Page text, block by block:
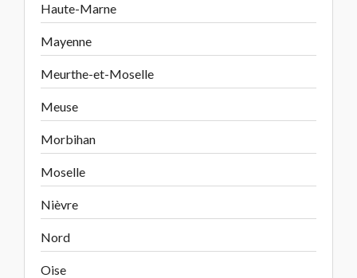
Haute-Marne
Mayenne
Meurthe-et-Moselle
Meuse
Morbihan
Moselle
Nièvre
Nord
Oise